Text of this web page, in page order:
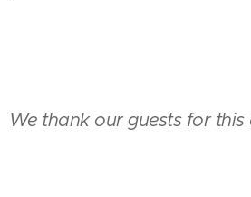
We thank our guests for this